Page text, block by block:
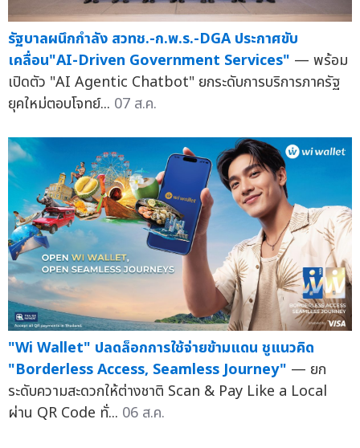
รัฐบาลผนึกกำลัง สวทช.-ก.พ.ร.-DGA ประกาศขับ
เคลื่อน"AI-Driven Government Services" — พร้อม
เปิดตัว "AI Agentic Chatbot" ยกระดับการบริการภาครัฐ
ยุคใหม่ตอบโจทย์... 07 ส.ค.
"Wi Wallet" ปลดล็อกการใช้จ่ายข้ามแดน ชูแนวคิด
"Borderless Access, Seamless Journey" — ยก
ระดับความสะดวกให้ต่างชาติ Scan & Pay Like a Local
ผ่าน QR Code ทั่... 06 ส.ค.